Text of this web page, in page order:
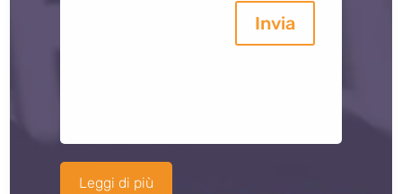
Invia
Leggi di più